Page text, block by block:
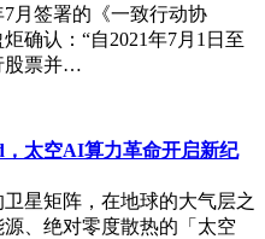
月签署的《一致行动协
确认：“自2021年7月1日至
股票并…
太空AI算力革命开启新纪
星矩阵，在地球的大气层之
、绝对零度散热的「太空